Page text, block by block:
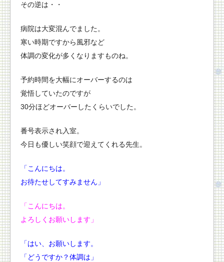
その逆は・・
病院は大変混んでました。
寒い時期ですから風邪など
体調の変化が多くなりますものね。
予約時間を大幅にオーバーするのは
覚悟していたのですが
30分ほどオーバーしたくらいでした。
番号表示され入室。
今日も優しい笑顔で迎えてくれる先生。
「こんにちは。
お待たせしてすみません」
「こんにちは。
よろしくお願いします」
「はい、お願いします。
「どうですか？体調は」